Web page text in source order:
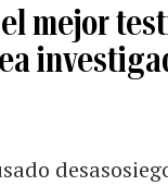
mejor